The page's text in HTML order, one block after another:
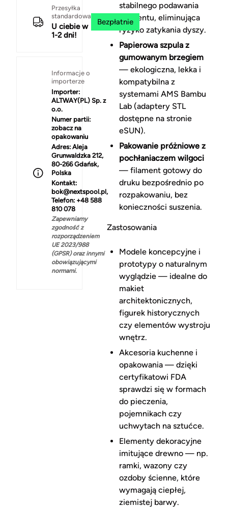
Przesyłka
standardowa
U ciebie w
1-2 dni!
Bezpłatnie
Informacje o
importerze
Importer:
ALTWAY(PL) Sp. z
o.o.
Numer partii:
zobacz na
opakowaniu
Adres: Aleja
Grunwaldzka 212,
80-266 Gdańsk,
Polska
Kontakt:
bok@nextspool.pl,
Telefon: +48 588
810 078
Zapewniamy
zgodność z
rozporządzeniem
UE 2023/988
(GPSR) oraz innymi
obowiązującymi
normami.
stabilnego podawania
filamentu, eliminująca
ryzyko zatykania dyszy.
Papierowa szpula z
gumowanym brzegiem
— ekologiczna, lekka i
kompatybilna z
systemami AMS Bambu
Lab (adaptery STL
dostępne na stronie
eSUN).
Pakowanie próżniowe z
pochłaniaczem wilgoci
— filament gotowy do
druku bezpośrednio po
rozpakowaniu, bez
konieczności suszenia.
Zastosowania
Modele koncepcyjne i
prototypy o naturalnym
wyglądzie — idealne do
makiet
architektonicznych,
figurek historycznych
czy elementów wystroju
wnętrz.
Akcesoria kuchenne i
opakowania — dzięki
certyfikatowi FDA
sprawdzi się w formach
do pieczenia,
pojemnikach czy
uchwytach na sztućce.
Elementy dekoracyjne
imitujące drewno — np.
ramki, wazony czy
ozdoby ścienne, które
wymagają ciepłej,
ziemistej barwy.